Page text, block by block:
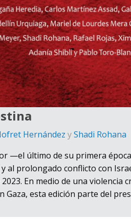
Hernández yShadi Rohana
—el último de su primera
al prolongado conflicto con
En medio de una violencia
Gaza, esta edición parte del